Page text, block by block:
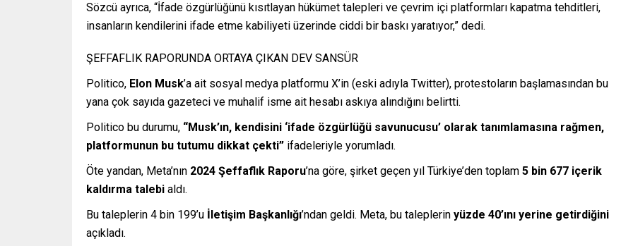
Sözcü ayrıca, “İfade özgürlüğünü kısıtlayan hükümet talepleri ve çevrim içi platformları kapatma tehditleri,
insanların kendilerini ifade etme kabiliyeti üzerinde ciddi bir baskı yaratıyor,” dedi.
ŞEFFAFLIK RAPORUNDA ORTAYA ÇIKAN DEV SANSÜR
Politico, Elon Musk’a ait sosyal medya platformu X’in (eski adıyla Twitter), protestoların başlamasından bu
yana çok sayıda gazeteci ve muhalif isme ait hesabı askıya alındığını belirtti.
Politico bu durumu, “Musk’ın, kendisini ‘ifade özgürlüğü savunucusu’ olarak tanımlamasına rağmen,
platformunun bu tutumu dikkat çekti” ifadeleriyle yorumladı.
Öte yandan, Meta’nın 2024 Şeffaflık Raporu’na göre, şirket geçen yıl Türkiye’den toplam 5 bin 677 içerik
kaldırma talebi aldı.
Bu taleplerin 4 bin 199’u İletişim Başkanlığı’ndan geldi. Meta, bu taleplerin yüzde 40’ını yerine getirdiğini
açıkladı.